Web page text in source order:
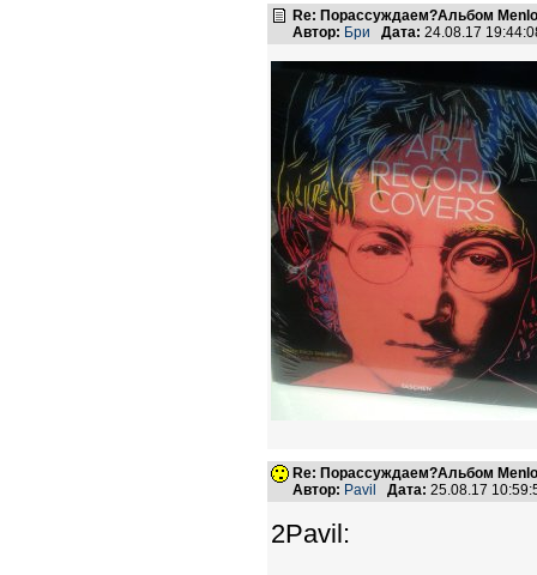
Re: Порассуждаем?Альбом
Автор: Бри Дата: 24.08.17
Re: Порассуждаем?Альбом
Автор: Pavil Дата: 25.08.17
2Pavil: